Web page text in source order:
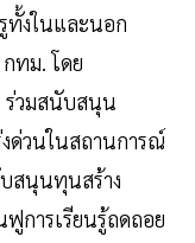
ทั้งในและนอก
ทม. โดย
ร่วมสนับสนุน
ด่วนในสถานการณ์
สนุนทุนสร้าง
การเรียนรู้ถดถอย